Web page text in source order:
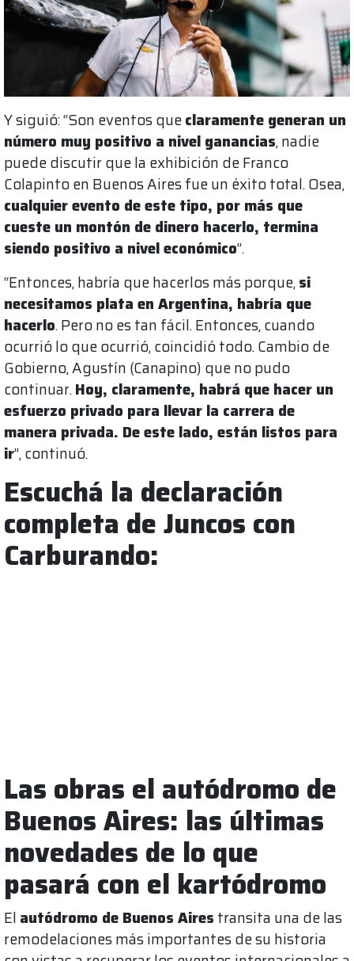
Y siguió: “Son eventos queclaramente generan un
número muy positivo a nivel ganancias, nadie
puede discutir que la exhibición de Franco
Colapinto en Buenos Aires fue un éxito total. Osea,
cualquier evento de este tipo, por más que
cueste un montón de dinero hacerlo, termina
siendo positivo a nivel económico”.
“Entonces, habría que hacerlos más porque,si
necesitamos plata en Argentina, habría que
hacerlo. Pero no es tan fácil. Entonces, cuando
ocurrió lo que ocurrió, coincidió todo. Cambio de
Gobierno, Agustín (Canapino) que no pudo
continuar.Hoy, claramente, habrá que hacer un
esfuerzo privado para llevar la carrera de
manera privada. De este lado, están listos para
ir”, continuó.
Escuchá la declaración
completa de Juncos con
Carburando:
Las obras el autódromo de
Buenos Aires: las últimas
novedades de lo que
pasará con el kartódromo
El autódromo de Buenos Aires transita una de las
remodelaciones más importantes de su historia